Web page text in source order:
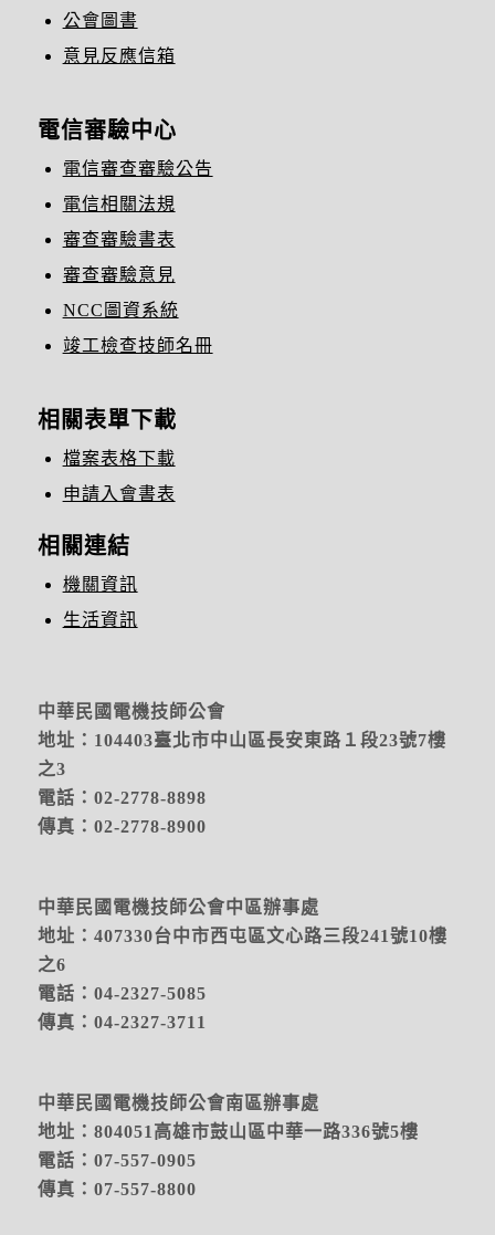
公會圖書
意見反應信箱
電信審驗中心
電信審查審驗公告
電信相關法規
審查審驗書表
審查審驗意見
NCC圖資系統
竣工檢查技師名冊
相關表單下載
檔案表格下載
申請入會書表
相關連結
機關資訊
生活資訊
中華民國電機技師公會
地址：104403臺北市中山區長安東路１段23號7樓
之3
電話：02-2778-8898
傳真：02-2778-8900
中華民國電機技師公會中區辦事處
地址： 407330台中市西屯區文心路三段241號10樓
之6
電話：04-2327-5085
傳真：04-2327-3711
中華民國電機技師公會南區辦事處
地址：804051高雄市鼓山區中華一路336號5樓
電話：07-557-0905
傳真：07-557-8800